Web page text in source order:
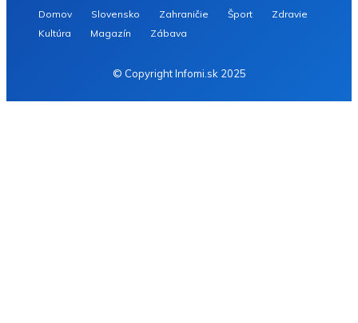
Domov Slovensko Zahraničie Šport
Zdravie
Kultúra
Magazín Zábava
© Copyright Infomi.sk 2025